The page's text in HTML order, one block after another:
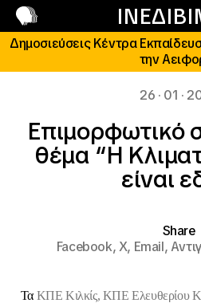
Δημοσιεύσεις Κέντρα
την
26 · 01 ·
Eπιμορφωτικό
θέμα “Η
είναι
Share
Facebook,X, Email,
Τα ΚΠΕ Κιλκίς, ΚΠΕ Ελευθερίου